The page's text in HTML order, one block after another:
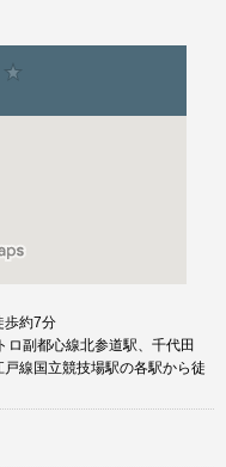
歩約7分
ロ副都心線北参道駅、千代田
線国立競技場駅の各駅から徒